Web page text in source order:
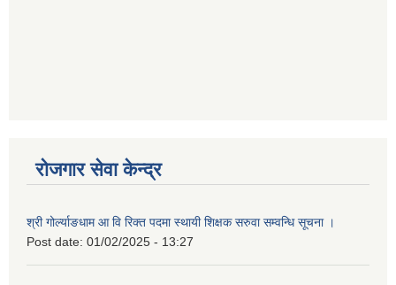
रोजगार सेवा केन्द्र
श्री गोर्ल्याङधाम आ वि रिक्त पदमा स्थायी शिक्षक सरुवा सम्वन्धि सूचना ।
Post date: 01/02/2025 - 13:27